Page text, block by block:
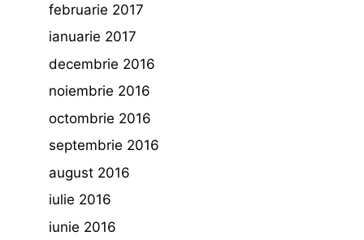
februarie 2017
ianuarie 2017
decembrie 2016
noiembrie 2016
octombrie 2016
septembrie 2016
august 2016
iulie 2016
iunie 2016